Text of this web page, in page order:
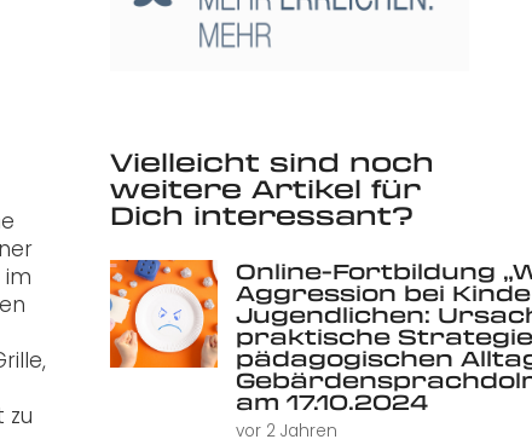
im
zu
Vielleicht sind noch
weitere Artikel für
Dich interessant?
Online-Fortbildung
Aggression bei
Jugendlichen:
praktische
pädagogischen
am 17.10.2024
vor 2 Jahren